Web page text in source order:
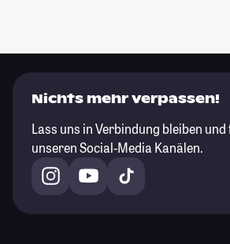
Nichts mehr verpassen!
Lass uns in Verbindung bleiben
unseren Social-Media Kanälen.